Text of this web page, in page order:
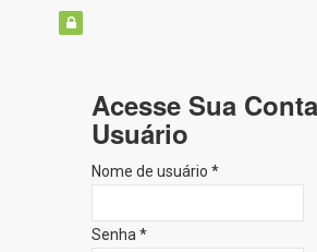
Acesse Sua
Usuário
Nome de usuário *
Senha *